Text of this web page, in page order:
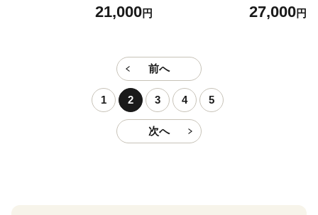
発送 ※日付指定不可 ぶどう
21,000円
材 冷凍 セット 定期便 ベーグ
白胡麻油 よもぎ かぼちゃ バ
ター リッチ 無添加 オーガニ
ック 愛媛 熊本 宮崎 トースト
パン 安心 安全 高級 贈答 プ
レゼント 有機栽培 海塩 高千
穂バター 自然派
27,000円
前へ
1 2 3 4 5
次へ